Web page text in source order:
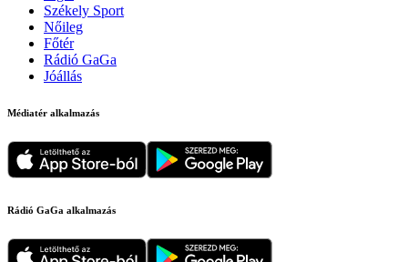
Székely Sport
Nőileg
Főtér
Rádió GaGa
Jóállás
Médiatér alkalmazás
Rádió GaGa alkalmazás